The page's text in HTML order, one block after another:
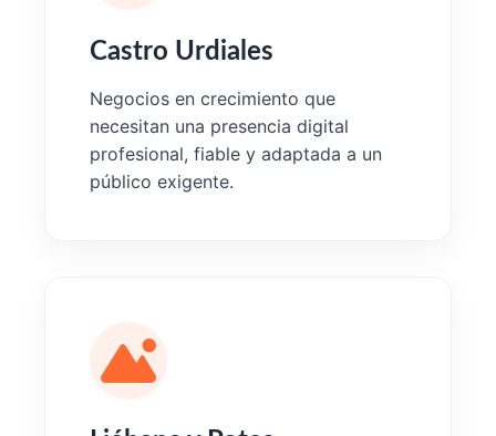
Castro Urdiales
Negocios en crecimiento que
necesitan una presencia digital
profesional, fiable y adaptada a un
público exigente.